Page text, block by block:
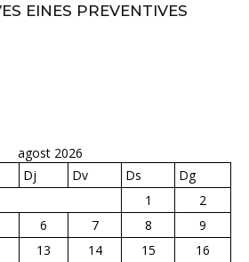
EINES PREVENTIVES
agost 2026
Dj Dv Ds
Dg
1
2
6 7 8
9
13 14 15
16